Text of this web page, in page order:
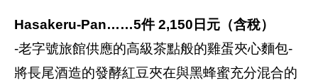
Hasakeru-Pan……5件 2,150日元（含稅）
-老字號旅館供應的高級茶點般的雞蛋夾心麵包-
將長尾酒造的發酵紅豆夾在與黑蜂蜜充分混合的